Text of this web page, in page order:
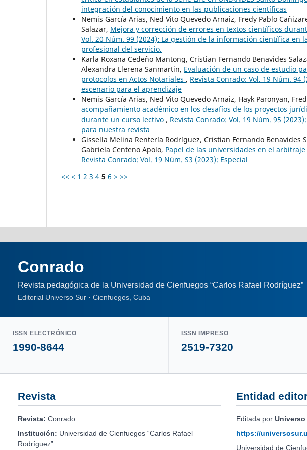
integración del conocimiento en las publicaciones científicas
Nemis García Arias, Ned Vito Quevedo Arnaiz, Fredy Pablo
Salazar, Mejora y corrección de errores en textos científicos
Vol. 20 Núm. 99 (2024): La gestión de la información científica
profesional del servicio.
Karla Roxana Cedeño Mantong, Cristian Fernando Benavides
Alexandra Llerena Sanmartin, Evaluación de un caso de estudio
protocolos en Actos Notariales , Revista Conrado: Vol. 19 Núm.
escenario para el aprendizaje
Nemis García Arias, Ned Vito Quevedo Arnaiz, Hayk Paronyan,
acompañamiento académico en los desafíos de los proyectos
durante un curso lectivo , Revista Conrado: Vol. 19 Núm. 95
para nuestra revista
Gissella Melina Rentería Rodríguez, Cristian Fernando Benavides
Gabriela Centeno Apolo, Papel de las universidades en el
Revista Conrado: Vol. 19 Núm. S3 (2023): Especial
<< < 1 2 3 4 5 6 > >>
Conrado
Revista pedagógica de la Universidad de Cienfuegos “Carlos Rafael Rodríguez”
Editorial Universo Sur · Cienfuegos, Cuba
ISSN ELECTRÓNICO
1990-8644
ISSN IMPRESO
2519-7320
Revista
Revista: Conrado
Institución: Universidad de Cienfuegos “Carlos Rafael
Rodríguez”
Entidad
Editada por Universo
https://
Universidad de